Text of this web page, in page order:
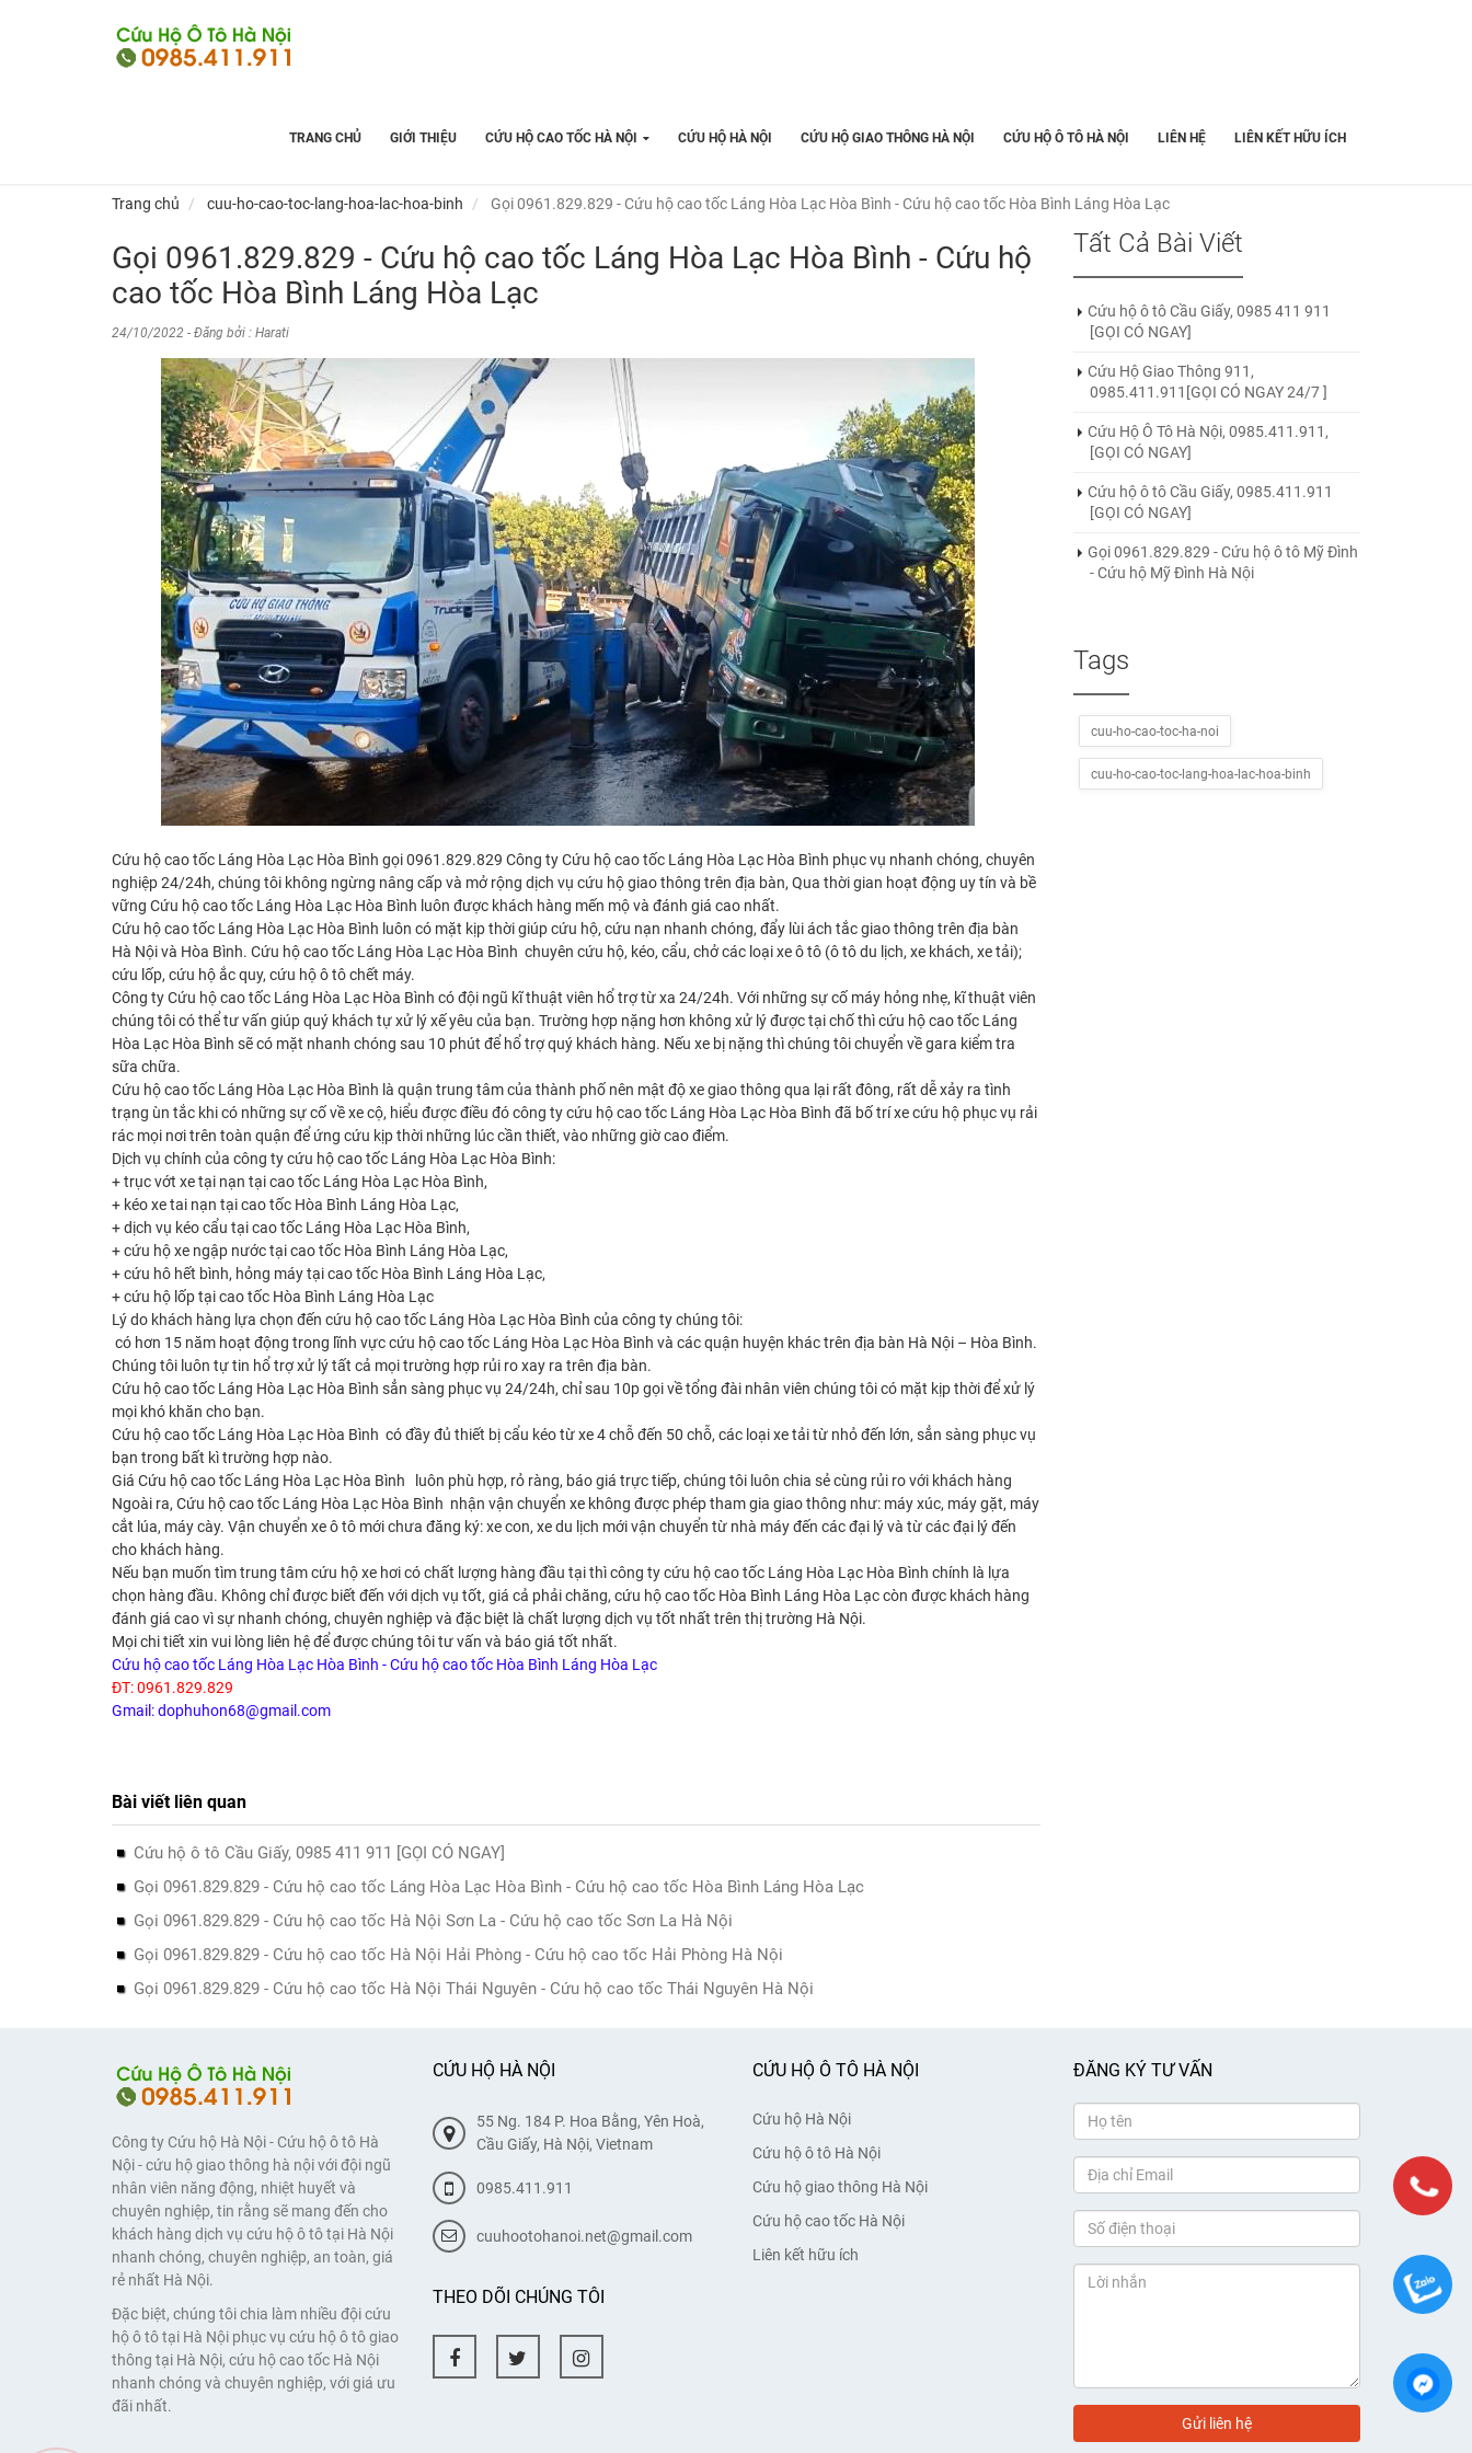
TRANG CHỦ GIỚI THIỆU CỨU HỘ CAO TỐC HÀ NỘI CỨU HỘ HÀ NỘI CỨU HỘ GIAO THÔNG HÀ NỘI CỨU HỘ Ô TÔ HÀ NỘI LIÊN HỆ LIÊN KẾT HỮU ÍCH
Trang chủ cuu-ho-cao-toc-lang-hoa-lac-hoa-binh Gọi 0961.829.829 - Cứu hộ cao tốc Láng Hòa Lạc Hòa Bình - Cứu hộ cao tốc Hòa Bình Láng Hòa Lạc
Gọi 0961.829.829 - Cứu hộ cao tốc Láng Hòa Lạc Hòa Bình - Cứu hộ
cao tốc Hòa Bình Láng Hòa Lạc
24/10/2022 - Đăng bởi : Harati
Cứu hộ cao tốc Láng Hòa Lạc Hòa Bình gọi 0961.829.829 Công ty Cứu hộ cao tốc Láng Hòa Lạc Hòa Bình phục vụ nhanh chóng, chuyên
nghiệp 24/24h, chúng tôi không ngừng nâng cấp và mở rộng dịch vụ cứu hộ giao thông trên địa bàn, Qua thời gian hoạt động uy tín và bề
vững Cứu hộ cao tốc Láng Hòa Lạc Hòa Bình luôn được khách hàng mến mộ và đánh giá cao nhất.
Cứu hộ cao tốc Láng Hòa Lạc Hòa Bình luôn có mặt kịp thời giúp cứu hộ, cứu nạn nhanh chóng, đẩy lùi ách tắc giao thông trên địa bàn
Hà Nội và Hòa Bình. Cứu hộ cao tốc Láng Hòa Lạc Hòa Bình chuyên cứu hộ, kéo, cẩu, chở các loại xe ô tô (ô tô du lịch, xe khách, xe tải);
cứu lốp, cứu hộ ắc quy, cứu hộ ô tô chết máy.
Công ty Cứu hộ cao tốc Láng Hòa Lạc Hòa Bình có đội ngũ kĩ thuật viên hổ trợ từ xa 24/24h. Với những sự cố máy hỏng nhẹ, kĩ thuật viên
chúng tôi có thể tư vấn giúp quý khách tự xử lý xế yêu của bạn. Trường hợp nặng hơn không xử lý được tại chố thì cứu hộ cao tốc Láng
Hòa Lạc Hòa Bình sẽ có mặt nhanh chóng sau 10 phút để hổ trợ quý khách hàng. Nếu xe bị nặng thì chúng tôi chuyển về gara kiểm tra
sữa chữa.
Cứu hộ cao tốc Láng Hòa Lạc Hòa Bình là quận trung tâm của thành phố nên mật độ xe giao thông qua lại rất đông, rất dễ xảy ra tình
trạng ùn tắc khi có những sự cố về xe cộ, hiểu được điều đó công ty cứu hộ cao tốc Láng Hòa Lạc Hòa Bình đã bố trí xe cứu hộ phục vụ rải
rác mọi nơi trên toàn quận để ứng cứu kịp thời những lúc cần thiết, vào những giờ cao điểm.
Dịch vụ chính của công ty cứu hộ cao tốc Láng Hòa Lạc Hòa Bình:
+ trục vớt xe tại nạn tại cao tốc Láng Hòa Lạc Hòa Bình,
+ kéo xe tai nạn tại cao tốc Hòa Bình Láng Hòa Lạc,
+ dịch vụ kéo cẩu tại cao tốc Láng Hòa Lạc Hòa Bình,
+ cứu hộ xe ngập nước tại cao tốc Hòa Bình Láng Hòa Lạc,
+ cứu hô hết bình, hỏng máy tại cao tốc Hòa Bình Láng Hòa Lạc,
+ cứu hộ lốp tại cao tốc Hòa Bình Láng Hòa Lạc
Lý do khách hàng lựa chọn đến cứu hộ cao tốc Láng Hòa Lạc Hòa Bình của công ty chúng tôi:
có hơn 15 năm hoạt động trong lĩnh vực cứu hộ cao tốc Láng Hòa Lạc Hòa Bình và các quận huyện khác trên địa bàn Hà Nội – Hòa Bình.
Chúng tôi luôn tự tin hổ trợ xử lý tất cả mọi trường hợp rủi ro xay ra trên địa bàn.
Cứu hộ cao tốc Láng Hòa Lạc Hòa Bình sẳn sàng phục vụ 24/24h, chỉ sau 10p gọi về tổng đài nhân viên chúng tôi có mặt kịp thời để xử lý
mọi khó khăn cho bạn.
Cứu hộ cao tốc Láng Hòa Lạc Hòa Bình có đầy đủ thiết bị cẩu kéo từ xe 4 chỗ đến 50 chỗ, các loại xe tải từ nhỏ đến lớn, sẳn sàng phục vụ
bạn trong bất kì trường hợp nào.
Giá Cứu hộ cao tốc Láng Hòa Lạc Hòa Bình luôn phù hợp, rỏ ràng, báo giá trực tiếp, chúng tôi luôn chia sẻ cùng rủi ro với khách hàng
Ngoài ra, Cứu hộ cao tốc Láng Hòa Lạc Hòa Bình nhận vận chuyển xe không được phép tham gia giao thông như: máy xúc, máy gặt, máy
cắt lúa, máy cày. Vận chuyển xe ô tô mới chưa đăng ký: xe con, xe du lịch mới vận chuyển từ nhà máy đến các đại lý và từ các đại lý đến
cho khách hàng.
Nếu bạn muốn tìm trung tâm cứu hộ xe hơi có chất lượng hàng đầu tại thì công ty cứu hộ cao tốc Láng Hòa Lạc Hòa Bình chính là lựa
chọn hàng đầu. Không chỉ được biết đến với dịch vụ tốt, giá cả phải chăng, cứu hộ cao tốc Hòa Bình Láng Hòa Lạc còn được khách hàng
đánh giá cao vì sự nhanh chóng, chuyên nghiệp và đặc biệt là chất lượng dịch vụ tốt nhất trên thị trường Hà Nội.
Mọi chi tiết xin vui lòng liên hệ để được chúng tôi tư vấn và báo giá tốt nhất.
Cứu hộ cao tốc Láng Hòa Lạc Hòa Bình - Cứu hộ cao tốc Hòa Bình Láng Hòa Lạc
ĐT: 0961.829.829
Gmail: dophuhon68@gmail.com
Bài viết liên quan
Cứu hộ ô tô Cầu Giấy, 0985 411 911 [GỌI CÓ NGAY]
Gọi 0961.829.829 - Cứu hộ cao tốc Láng Hòa Lạc Hòa Bình - Cứu hộ cao tốc Hòa Bình Láng Hòa Lạc
Gọi 0961.829.829 - Cứu hộ cao tốc Hà Nội Sơn La - Cứu hộ cao tốc Sơn La Hà Nội
Gọi 0961.829.829 - Cứu hộ cao tốc Hà Nội Hải Phòng - Cứu hộ cao tốc Hải Phòng Hà Nội
Gọi 0961.829.829 - Cứu hộ cao tốc Hà Nội Thái Nguyên - Cứu hộ cao tốc Thái Nguyên Hà Nội
Tất Cả Bài Viết
Cứu hộ ô tô Cầu Giấy, 0985 411 911
[GỌI CÓ NGAY]
Cứu Hộ Giao Thông 911,
0985.411.911[GỌI CÓ NGAY 24/7 ]
Cứu Hộ Ô Tô Hà Nội, 0985.411.911,
[GỌI CÓ NGAY]
Cứu hộ ô tô Cầu Giấy, 0985.411.911
[GỌI CÓ NGAY]
Gọi 0961.829.829 - Cứu hộ ô tô Mỹ Đình
- Cứu hộ Mỹ Đình Hà Nội
Tags
cuu-ho-cao-toc-ha-noi
cuu-ho-cao-toc-lang-hoa-lac-hoa-binh
Công ty Cứu hộ Hà Nội - Cứu hộ ô tô Hà
Nội - cứu hộ giao thông hà nội với đội ngũ
nhân viên năng động, nhiệt huyết và
chuyên nghiệp, tin rằng sẽ mang đến cho
khách hàng dịch vụ cứu hộ ô tô tại Hà Nội
nhanh chóng, chuyên nghiệp, an toàn, giá
rẻ nhất Hà Nội.
Đặc biệt, chúng tôi chia làm nhiều đội cứu
hộ ô tô tại Hà Nội phục vụ cứu hộ ô tô giao
thông tại Hà Nội, cứu hộ cao tốc Hà Nội
nhanh chóng và chuyên nghiệp, với giá ưu
đãi nhất.
CỨU HỘ HÀ NỘI
55 Ng. 184 P. Hoa Bằng, Yên Hoà,
Cầu Giấy, Hà Nội, Vietnam
0985.411.911
cuuhootohanoi.net@gmail.com
THEO DÕI CHÚNG TÔI
CỨU HỘ Ô TÔ HÀ NỘI
Cứu hộ Hà Nội
Cứu hộ ô tô Hà Nội
Cứu hộ giao thông Hà Nội
Cứu hộ cao tốc Hà Nội
Liên kết hữu ích
ĐĂNG KÝ TƯ VẤN
Gửi liên hệ